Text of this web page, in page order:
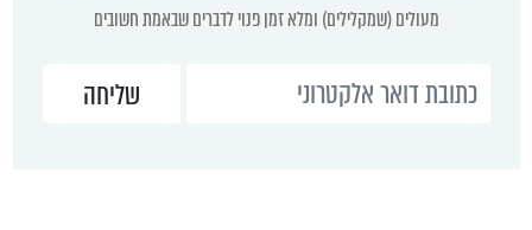
מעולים (שמקלילים) ומלא זמן פנוי לדברים שבאמת חשובים